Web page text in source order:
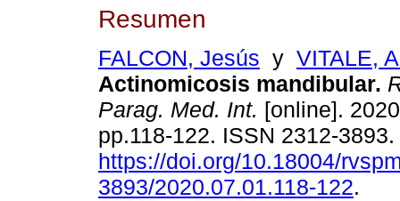
Resumen
FALCON, Jesús y VITALE,
Actinomicosis mandibular.
Parag. Med. Int. [online].
pp.118-122. ISSN 2312-3893.
https://doi.org/10.18004/
3893/2020.07.01.118-122.